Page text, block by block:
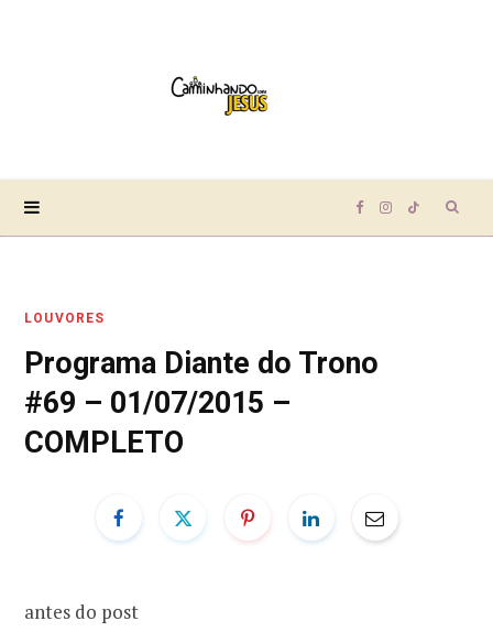
F
e
o
I T
LOUVORES
Programa Diante do Trono
#69 – 01/07/2015 –
COMPLETO
antes do post